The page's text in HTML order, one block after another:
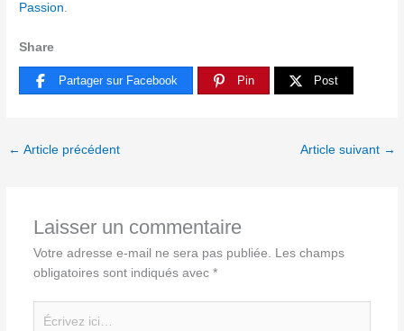
Passion.
Share
Partager sur Facebook Pin Post
← Article précédent Article suivant →
Laisser un commentaire
Votre adresse e-mail ne sera pas publiée.
Les champs
obligatoires sont indiqués avec *